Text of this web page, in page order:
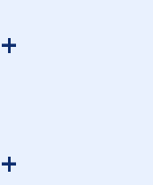
+
+